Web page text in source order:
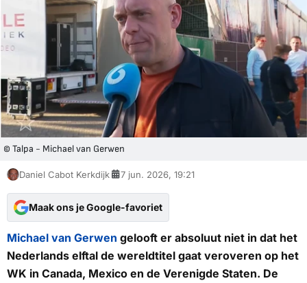
© Talpa - Michael van Gerwen
Daniel Cabot Kerkdijk 7 jun. 2026, 19:21
Maak ons je Google-favoriet
Michael van Gerwen gelooft er absoluut niet in dat het
Nederlands elftal de wereldtitel gaat veroveren op het
WK in Canada, Mexico en de Verenigde Staten. De